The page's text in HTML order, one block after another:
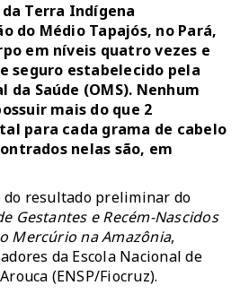
Terra Indígena
do Médio Tapajós, no Pará,
em níveis quatro vezes e
seguro estabelecido pela
da Saúde (OMS). Nenhum
mais do que 2
para cada grama de cabelo
nelas são, em
do resultado preliminar do
Gestantes e Recém-Nascidos
Mercúrio na Amazônia,
da Escola Nacional de
(ENSP/Fiocruz).